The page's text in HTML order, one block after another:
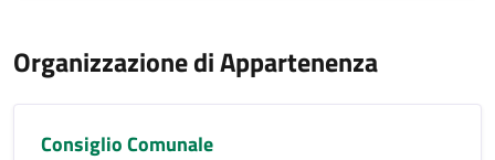
Organizzazione di Appartenenza
Consiglio Comunale